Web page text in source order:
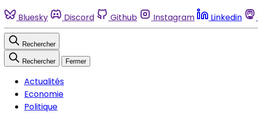
Bluesky Discord Github Instagram Linkedin
Rechercher
Rechercher Fermer
Actualités
Economie
Politique